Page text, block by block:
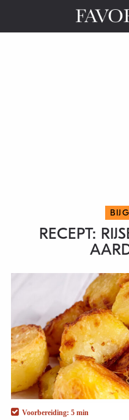
RECEPT:
Voorbereiding: 5 min